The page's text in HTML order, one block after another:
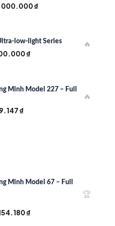
₫.
₫
là:
14.000.000 ₫.
low-light Series
₫.
₫
là:
🔥
Minh Model 227 – Full
₫
🔥
Minh Model 67 – Full
₫
🏆